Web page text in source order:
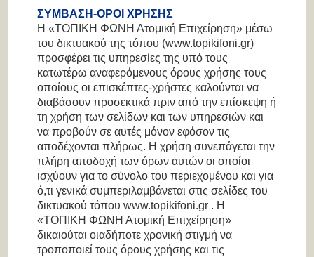
ΣΥΜΒΑΣΗ-ΟΡΟΙ ΧΡΗΣΗΣ
Η «ΤΟΠΙΚΗ ΦΩΝΗ Ατομική Επιχείρηση» μέσω
του δικτυακού της τόπου (www.topikifoni.gr)
προσφέρει τις υπηρεσίες της υπό τους
κατωτέρω αναφερόμενους όρους χρήσης τους
οποίους οι επισκέπτες-χρήστες καλούνται να
διαβάσουν προσεκτικά πριν από την επίσκεψη ή
τη χρήση των σελίδων και των υπηρεσιών και
να προβούν σε αυτές μόνον εφόσον τις
αποδέχονται πλήρως. Η χρήση συνεπάγεται την
πλήρη αποδοχή των όρων αυτών οι οποίοι
ισχύουν για το σύνολο του περιεχομένου και για
ό,τι γενικά συμπεριλαμβάνεται στις σελίδες του
δικτυακού τόπου www.topikifoni.gr . Η
«ΤΟΠΙΚΗ ΦΩΝΗ Ατομική Επιχείρηση»
δικαιούται οιαδήποτε χρονική στιγμή να
τροποποιεί τους όρους χρήσης και τις